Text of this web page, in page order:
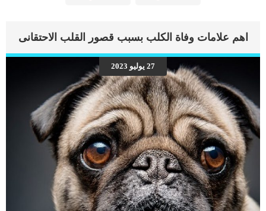
اهم علامات وفاة الكلب بسبب قصور القلب الاحتقانى
27 يوليو 2023